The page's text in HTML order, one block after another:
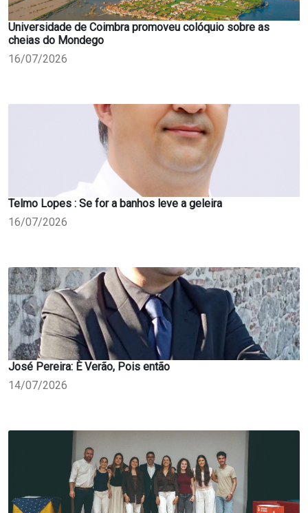
Universidade de Coimbra promoveu colóquio sobre as
cheias do Mondego
16/07/2026
Telmo Lopes : Se for a banhos leve a geleira
16/07/2026
José Pereira: È Verão, Pois então
14/07/2026